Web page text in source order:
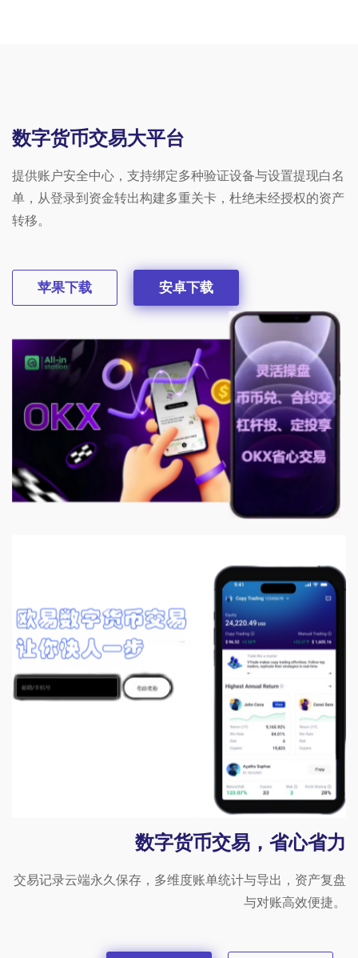
数字货币交易大平台
提供账户安全中心，支持绑定多种验证设备与设置提现白名
单，从登录到资金转出构建多重关卡，杜绝未经授权的资产
转移。
苹果下载 安卓下载
数字货币交易，省心省力
交易记录云端永久保存，多维度账单统计与导出，资产复盘
与对账高效便捷。